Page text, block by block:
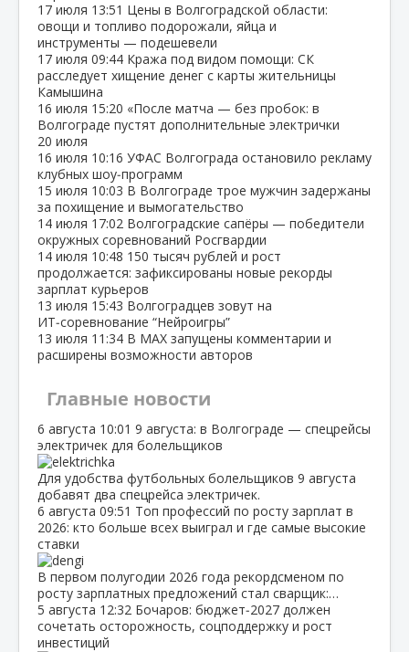
17 июля 13:51 Цены в Волгоградской области:
овощи и топливо подорожали, яйца и
инструменты — подешевели
17 июля 09:44 Кража под видом помощи: СК
расследует хищение денег с карты жительницы
Камышина
16 июля 15:20 «После матча — без пробок: в
Волгограде пустят дополнительные электрички
20 июля
16 июля 10:16 УФАС Волгограда остановило рекламу
клубных шоу‑программ
15 июля 10:03 В Волгограде трое мужчин задержаны
за похищение и вымогательство
14 июля 17:02 Волгоградские сапёры — победители
окружных соревнований Росгвардии
14 июля 10:48 150 тысяч рублей и рост
продолжается: зафиксированы новые рекорды
зарплат курьеров
13 июля 15:43 Волгоградцев зовут на
ИТ‑соревнование “Нейроигры”
13 июля 11:34 В МАХ запущены комментарии и
расширены возможности авторов
Главные новости
6 августа 10:01 9 августа: в Волгограде — спецрейсы
электричек для болельщиков
Для удобства футбольных болельщиков 9 августа
добавят два спецрейса электричек.
6 августа 09:51 Топ профессий по росту зарплат в
2026: кто больше всех выиграл и где самые высокие
ставки
В первом полугодии 2026 года рекордсменом по
росту зарплатных предложений стал сварщик:…
5 августа 12:32 Бочаров: бюджет‑2027 должен
сочетать осторожность, соцподдержку и рост
инвестиций